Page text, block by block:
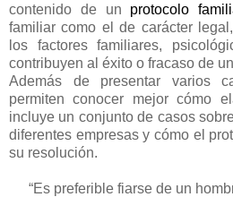
contenido de un protocolo
familiar como el de carácter
los factores familiares,
contribuyen al éxito o fracaso de un
Además de presentar varios
permiten conocer mejor cómo
incluye un conjunto de casos
diferentes empresas y cómo el
su resolución.
“Es preferible fiarse de un